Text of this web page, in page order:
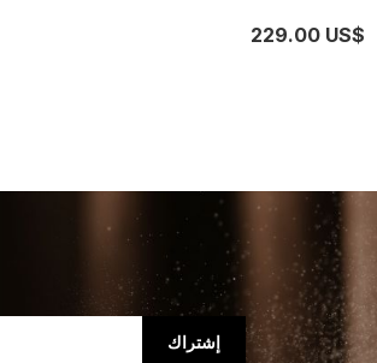
229.00 US$